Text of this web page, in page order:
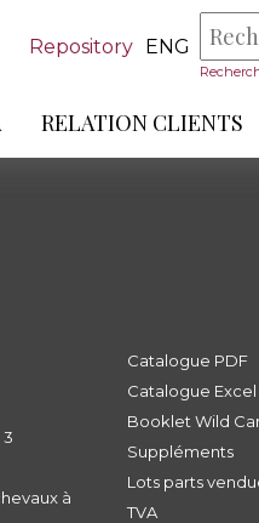
Repository ENG
RELATION CLIENTS
3
à
Catalogue PDF
Catalogue Excel
Booklet Wild
Suppléments
Lots parts
TVA